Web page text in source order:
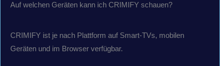
Auf welchen Geräten kann ich CRIMIFY schauen?
CRIMIFY ist je nach Plattform auf Smart-TVs, mobilen
Geräten und im Browser verfügbar.